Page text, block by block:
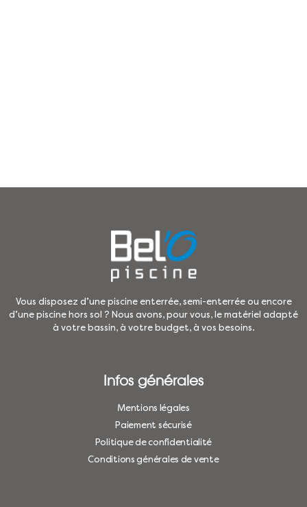
Vous disposez d’une piscine enterrée, semi-enterrée ou encore
d’une piscine hors sol ? Nous avons, pour vous, le matériel adapté
à votre bassin, à votre budget, à vos besoins.
Infos générales
Mentions légales
Paiement sécurisé
Politique de confidentialité
Conditions générales de vente